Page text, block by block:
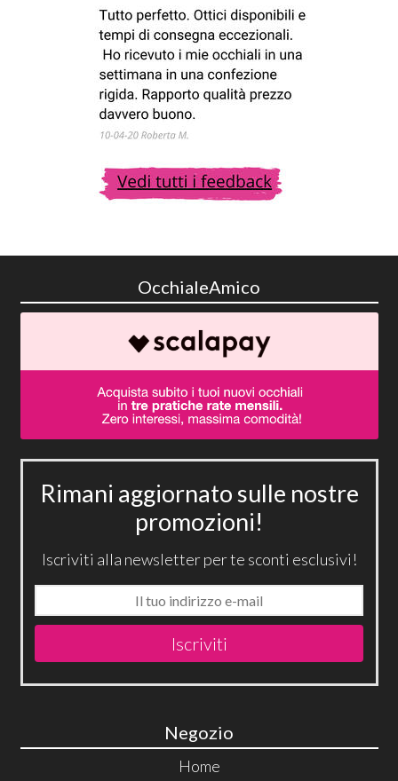
OcchialeAmico
Rimani aggiornato sulle nostre
promozioni!
Iscriviti alla newsletter per te sconti esclusivi!
Iscriviti
Negozio
Home